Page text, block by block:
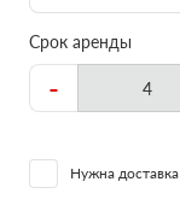
Срок аренды
-
Нужна доставка